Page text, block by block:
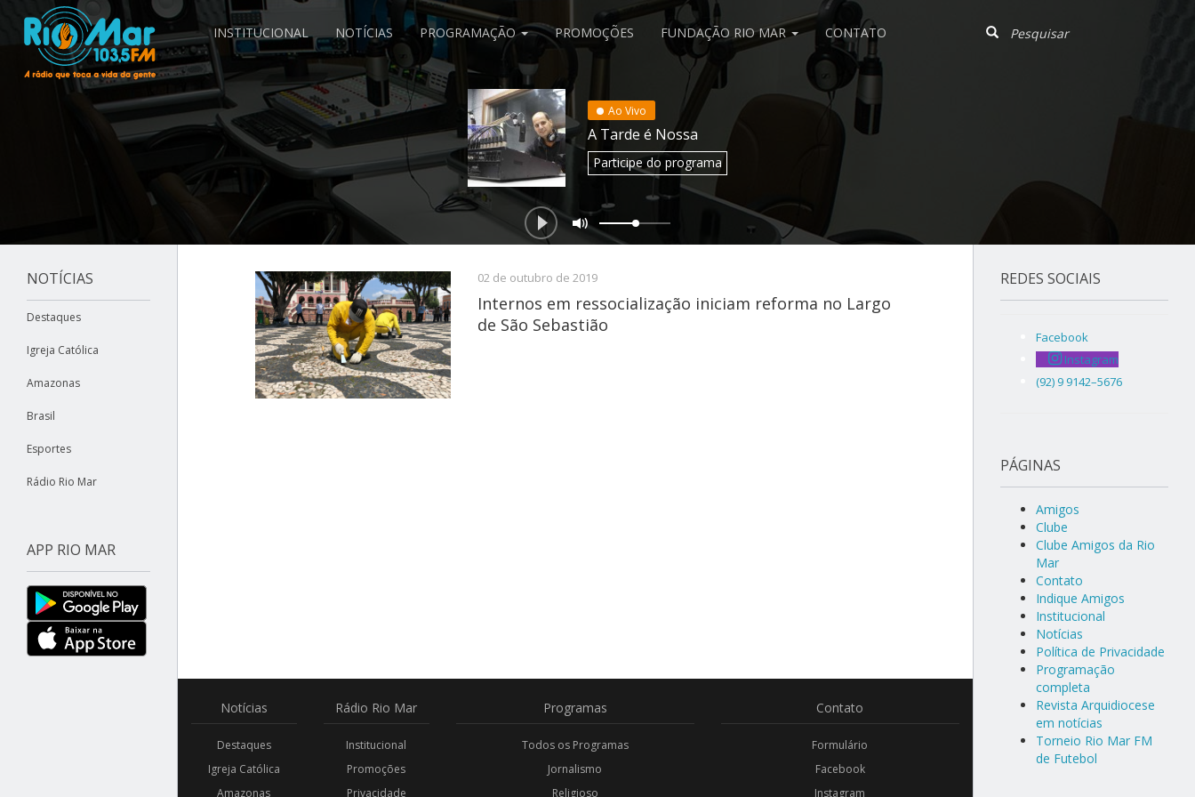
INSTITUCIONAL NOTÍCIAS PROGRAMAÇÃO PROMOÇÕES FUNDAÇÃO RIO MAR CONTATO
Ao Vivo
A Tarde é Nossa
Participedo programa
NOTÍCIAS
Destaques
Igreja Católica
Amazonas
Brasil
Esportes
Rádio Rio Mar
APP RIO MAR
02 de outubro de 2019
Internos em ressocialização iniciam reforma no Largo
de São Sebastião
Notícias
Destaques
Igreja Católica
Amazonas
Rádio Rio Mar
Institucional
Promoções
Privacidade
Programas
Todos os Programas
Jornalismo
Religioso
Contato
Formulário
Facebook
Instagram
REDES SOCIAIS
Facebook
Instagram
(92) 9 9142–5676
PÁGINAS
Amigos
Clube
Clube Amigos da Rio
Mar
Contato
Indique Amigos
Institucional
Notícias
Política de Privacidade
Programação
completa
Revista Arquidiocese
em notícias
Torneio Rio Mar FM
de Futebol